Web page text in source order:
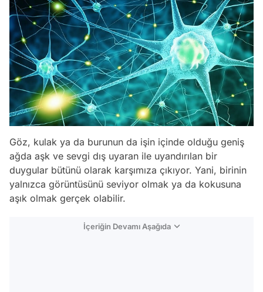
Göz, kulak ya da burunun da işin içinde olduğu geniş
ağda aşk ve sevgi dış uyaran ile uyandırılan bir
duygular bütünü olarak karşımıza çıkıyor. Yani, birinin
yalnızca görüntüsünü seviyor olmak ya da kokusuna
aşık olmak gerçek olabilir.
İçeriğin Devamı Aşağıda